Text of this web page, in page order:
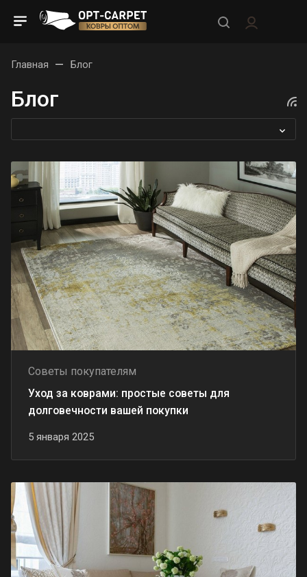
Главная — Блог
Блог
Советы покупателям
5 января 2025
Уход за коврами: простые советы для
долговечности вашей покупки